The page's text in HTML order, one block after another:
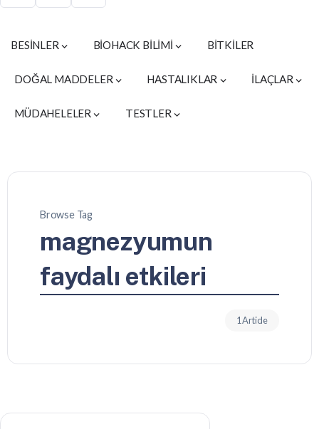
BESİNLER BİOHACK BİLİMİ BİTKİLER
DOĞAL MADDELER HASTALIKLAR İLAÇLAR
MÜDAHELELER TESTLER
Browse Tag
magnezyumun
faydalı etkileri
1 Article